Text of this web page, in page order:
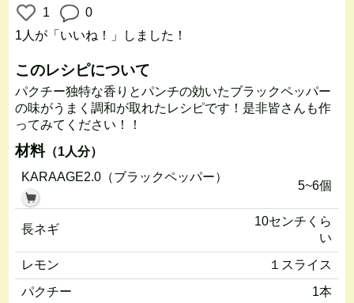
1
0
1人 が「いいね！」しました！
このレシピについて
パクチー独特な香りとパンチの効いたブラックペッパー
の味がうまく調和が取れたレシピです！是非皆さんも作
ってみてください！！
材料（1人分）
KARAAGE2.0（ブラックペッパー）
5~6個
長ネギ
10センチくら
い
レモン
１スライス
パクチー
1本